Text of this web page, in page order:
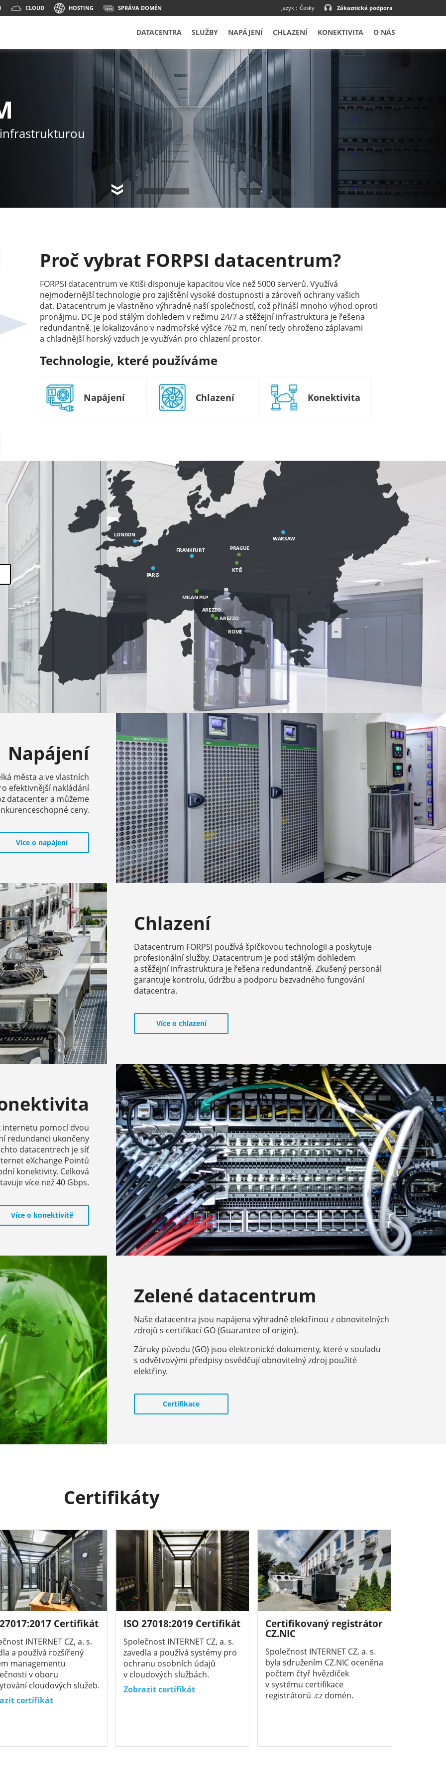
CLOUD HOSTING SPRÁVA DOMÉN Jazyk : Česky Zákaznická podpora
DATACENTRA SLUŽBY NAPÁJENÍ CHLAZENÍ KONEKTIVITA O NÁS
Proč vybrat FORPSI datacentrum?
FORPSI datacentrum ve Ktiši disponuje kapacitou více než 5000 serverů. Využívá
nejmodernější technologie pro zajištění vysoké dostupnosti a zároveň ochrany vašich
dat. Datacentrum je vlastněno výhradně naší společností, což přináší mnoho výhod oproti
pronájmu. DC je pod stálým dohledem v režimu 24/7 a stěžejní infrastruktura je řešena
redundantně. Je lokalizováno v nadmořské výšce 762 m, není tedy ohroženo záplavami
a chladnější horský vzduch je využíván pro chlazení prostor.
Technologie, které používáme
Napájení Chlazení Konektivita
AREZZO
AREZZO
MILAN PSP
PARIS
FRANKFURT PRAGUE
KTIŠ
WARSAW
LONDON
ROME
Napájení
města a ve vlastních
efektivnější nakládání
datacenter a můžeme
ceny.
Více o napájení
Chlazení
Datacentrum FORPSI používá špičkovou technologii a poskytuje
profesionální služby. Datacentrum je pod stálým dohledem
a stěžejní infrastruktura je řešena redundantně. Zkušený personál
garantuje kontrolu, údržbu a podporu bezvadného fungování
datacentra.
Více o chlazení
internetu pomocí dvou
redundanci ukončeny
datacentrech je síť
eXchange Pointů
konektivity. Celková
více než 40 Gbps.
Více o konektivitě
Zelené datacentrum
Naše datacentra jsou napájena výhradně elektřinou z obnovitelných
zdrojů s certifikací GO (Guarantee of origin).
Záruky původu (GO) jsou elektronické dokumenty, které v souladu
s odvětvovými předpisy osvědčují obnovitelný zdroj použité
elektřiny.
Certifikace
Certifikáty
Certifikát
INTERNET CZ, a. s.
a používá rozšířený
managementu
v oboru
cloudových služeb.
certifikát
ISO 27018:2019 Certifikát
Společnost INTERNET CZ, a. s.
zavedla a používá systémy pro
ochranu osobních údajů
v cloudových službách.
Zobrazit certifikát
Certifikovaný registrátor
CZ.NIC
Společnost INTERNET CZ, a. s.
byla sdružením CZ.NIC oceněna
počtem čtyř hvězdiček
v systému certifikace
registrátorů .cz domén.